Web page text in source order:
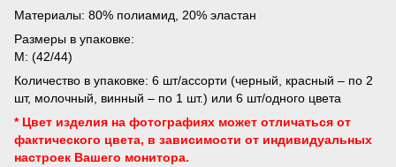
Материалы: 80% полиамид, 20% эластан
Размеры в упаковке:
M: (42/44)
Количество в упаковке: 6 шт/ассорти (черный, красный – по 2
шт, молочный, винный – по 1 шт.) или 6 шт/одного цвета
* Цвет изделия на фотографиях может отличаться от
фактического цвета, в зависимости от индивидуальных
настроек Вашего монитора.